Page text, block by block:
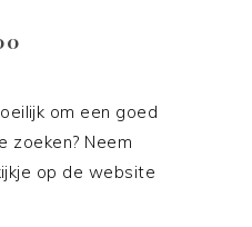
om een goed
zoeken? Neem
op de website